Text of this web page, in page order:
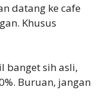
datang ke cafe
Khusus
banget sih asli,
Buruan, jangan